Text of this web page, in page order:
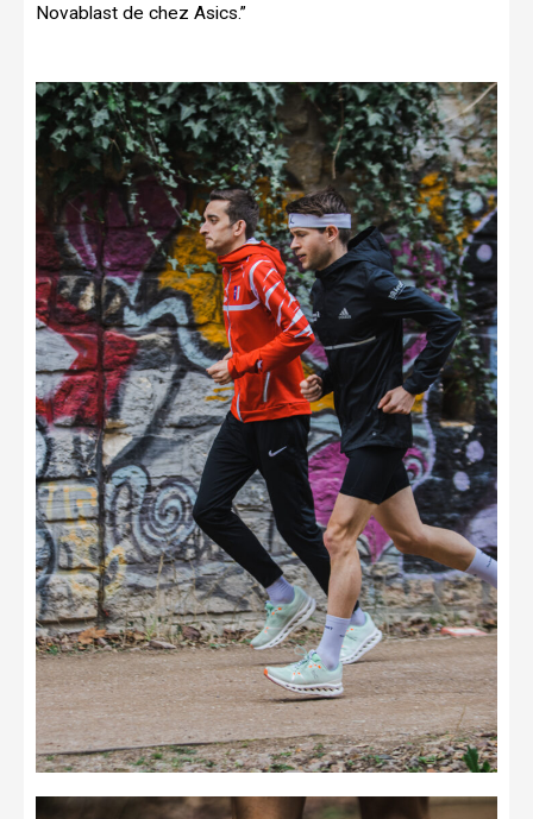
Novablast de chez Asics.”